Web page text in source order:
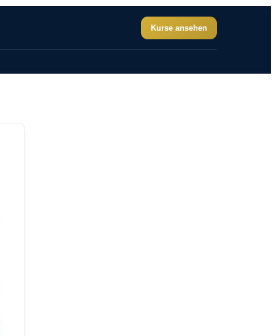
Kurse ansehen